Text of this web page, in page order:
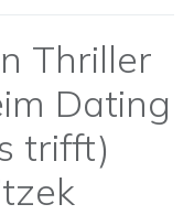
Thriller
Dating
trifft)